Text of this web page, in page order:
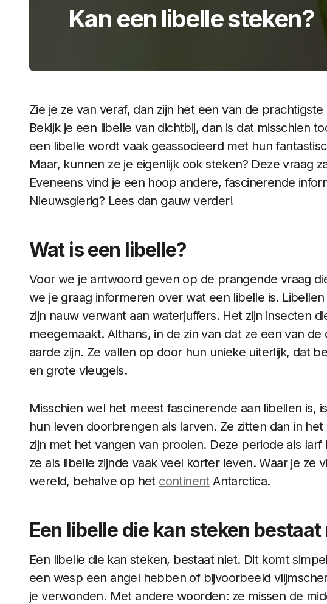
Kan een libelle steken?
Zie je ze van veraf, dan zijn het een van de
Bekijk je een libelle van dichtbij, dan is dat misschien
een libelle wordt vaak geassocieerd met hun
Maar, kunnen ze je eigenlijk ook steken? Deze vraag
Eveneens vind je een hoop andere, fascinerende
Nieuwsgierig? Lees dan gauw verder!
Wat is een libelle?
Voor we je antwoord geven op de prangende vraag
we je graag informeren over wat een libelle is.
zijn nauw verwant aan waterjuffers. Het zijn insecten
meegemaakt. Althans, in de zin van dat ze een van
aarde zijn. Ze vallen op door hun unieke uiterlijk, dat
en grote vleugels.
Misschien wel het meest fascinerende aan libellen is,
hun leven doorbrengen als larven. Ze zitten dan in
zijn met het vangen van prooien. Deze periode als
ze als libelle zijnde vaak veel korter leven. Waar je ze
wereld, behalve op het continentAntarctica.
Een libelle die kan steken bestaat
Een libelle die kan steken, bestaat niet. Dit komt
een wesp een angel hebben of bijvoorbeeld
je verwonden. Met andere woorden: ze missen de